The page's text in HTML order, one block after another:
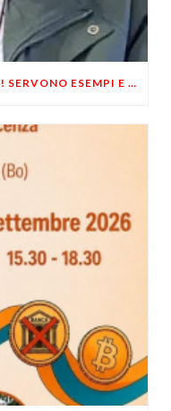
LIBERTÀ, LE IDEE NON BASTANO! SERVONO ESEMPI E UN PO’ DI COERENZA